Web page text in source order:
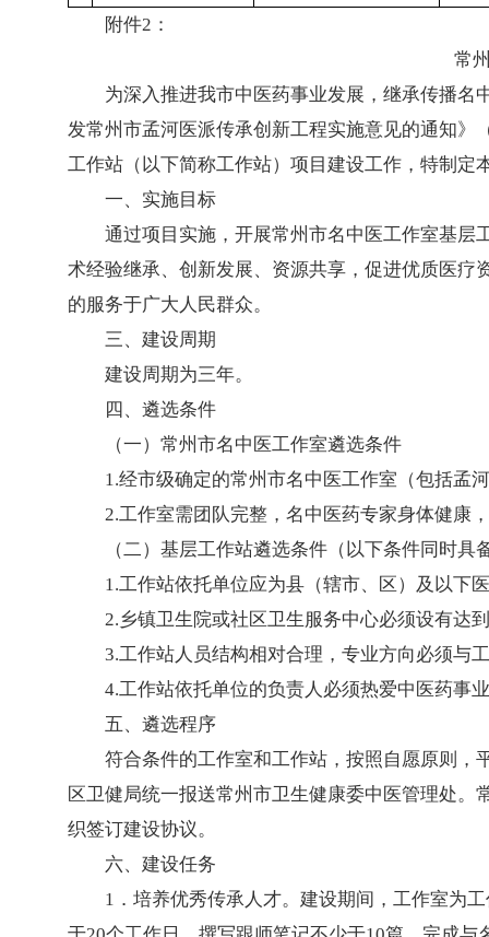
附件2：
常
为深入推进我市中医药事业发展，继承传播名
发常州市孟河医派传承创新工程实施意见的通知》
工作站（以下简称工作站）项目建设工作，特制定
一、实施目标
通过项目实施，开展常州市名中医工作室基层
术经验继承、创新发展、资源共享，促进优质医
的服务于广大人民群众。
三、建设周期
建设周期为三年。
四、遴选条件
（一）常州市名中医工作室遴选条件
1.经市级确定的常州市名中医工作室（包括孟
2.工作室需团队完整，名中医药专家身体健康
（二）基层工作站遴选条件（以下条件同时具
1.工作站依托单位应为县（辖市、区）及以下
2.乡镇卫生院或社区卫生服务中心必须设有达
3.工作站人员结构相对合理，专业方向必须与
4.工作站依托单位的负责人必须热爱中医药事
五、遴选程序
符合条件的工作室和工作站，按照自愿原则，
区卫健局统一报送常州市卫生健康委中医管理处
织签订建设协议。
六、建设任务
1．培养优秀传承人才。建设期间，工作室为